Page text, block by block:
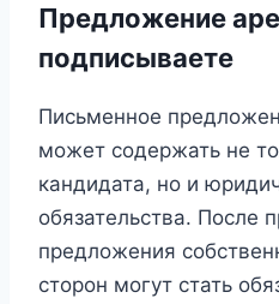
Предложение
подписываете
Письменное
может содержать не
кандидата, но и
обязательства. После
предложения
сторон могут стать